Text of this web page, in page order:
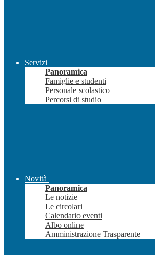
Servizi
Panoramica
Famiglie e studenti
Personale scolastico
Percorsi di studio
Novità
Panoramica
Le notizie
Le circolari
Calendario eventi
Albo online
Amministrazione Trasparente